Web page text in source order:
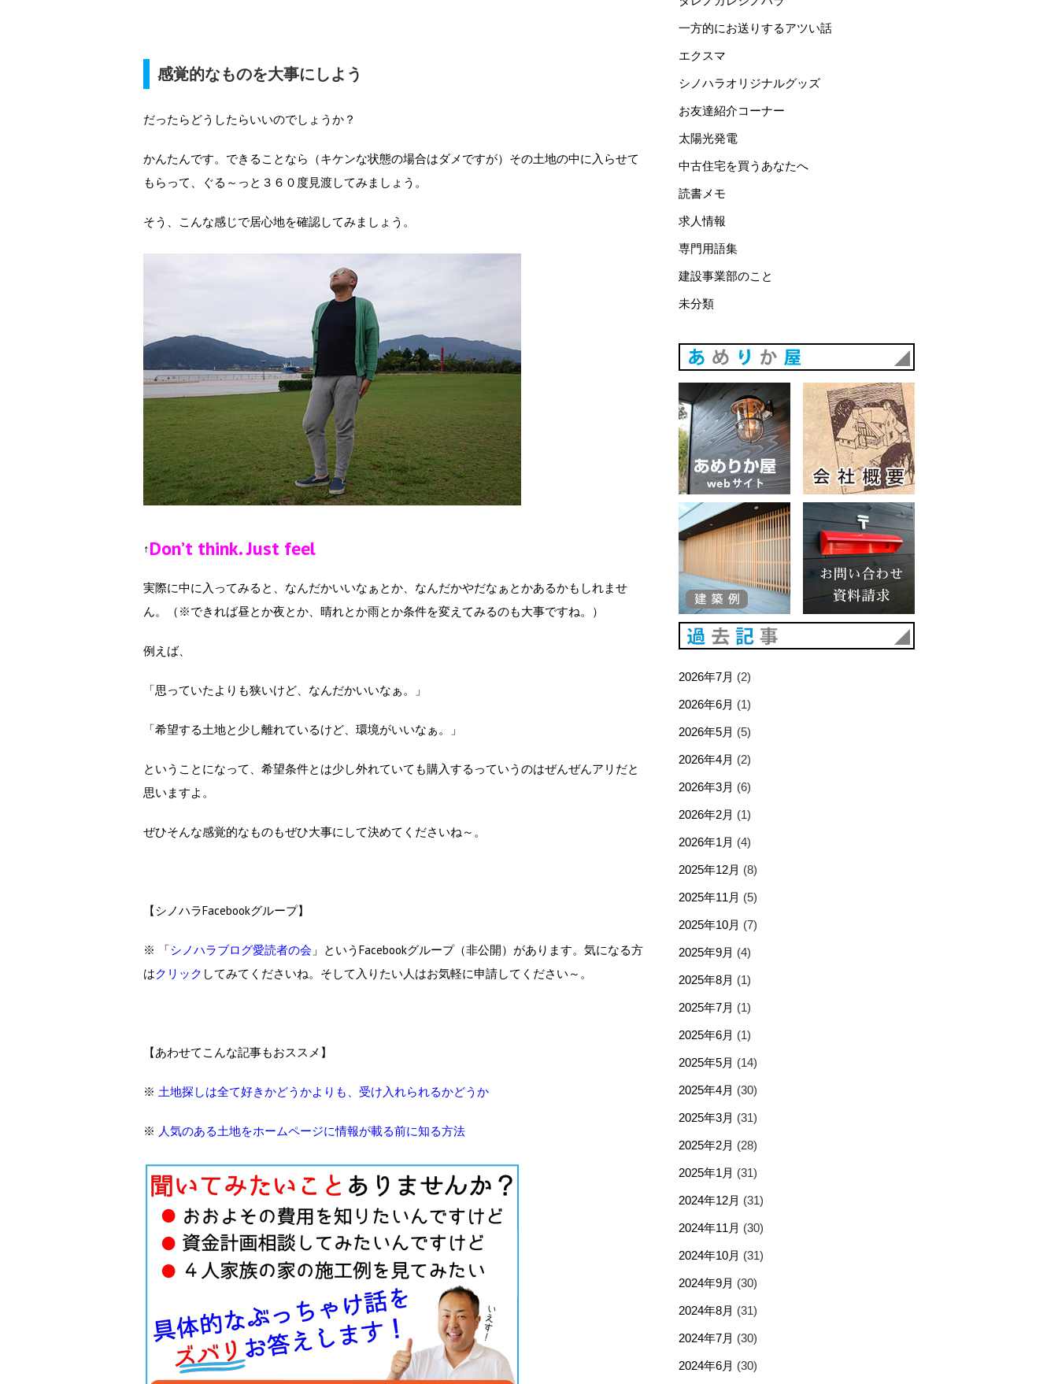
感覚的なものを大事にしよう
だったらどうしたらいいのでしょうか？
かんたんです。できることなら（キケンな状態の場合はダメですが）その土地の中に入らせて
もらって、ぐる～っと３６０度見渡してみましょう。
そう、こんな感じで居心地を確認してみましょう。
↑Don’t think. Just feel
実際に中に入ってみると、なんだかいいなぁとか、なんだかやだなぁとかあるかもしれませ
ん。（※できれば昼とか夜とか、晴れとか雨とか条件を変えてみるのも大事ですね。）
例えば、
「思っていたよりも狭いけど、なんだかいいなぁ。」
「希望する土地と少し離れているけど、環境がいいなぁ。」
ということになって、希望条件とは少し外れていても購入するっていうのはぜんぜんアリだと
思いますよ。
ぜひそんな感覚的なものもぜひ大事にして決めてくださいね～。
【シノハラFacebookグループ】
※ 「シノハラブログ愛読者の会 」というFacebookグループ（非公開）があります。気になる方
はクリック してみてくださいね。そして入りたい人はお気軽に申請してください～。
【あわせてこんな記事もおススメ】
※ 土地探しは全て好きかどうかよりも、受け入れられるかどうか
※ 人気のある土地をホームページに情報が載る前に知る方法
一方的にお送りするアツい話
エクスマ
シノハラオリジナルグッズ
お友達紹介コーナー
太陽光発電
中古住宅を買うあなたへ
読書メモ
求人情報
専門用語集
建設事業部のこと
未分類
あめりか屋WEBサイト
2026年7月 (2)
2026年6月 (1)
2026年5月 (5)
2026年4月 (2)
2026年3月 (6)
2026年2月 (1)
2026年1月 (4)
2025年12月 (8)
2025年11月 (5)
2025年10月 (7)
2025年9月 (4)
2025年8月 (1)
2025年7月 (1)
2025年6月 (1)
2025年5月 (14)
2025年4月 (30)
2025年3月 (31)
2025年2月 (28)
2025年1月 (31)
2024年12月 (31)
2024年11月 (30)
2024年10月 (31)
2024年9月 (30)
2024年8月 (31)
2024年7月 (30)
2024年6月 (30)